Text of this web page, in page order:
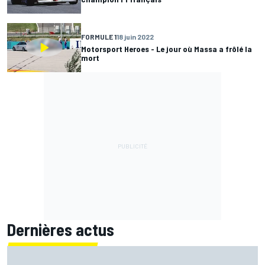
FORMULE 118 juin 2022
Motorsport Heroes - Le jour où Massa a frôlé la
mort
Dernières actus